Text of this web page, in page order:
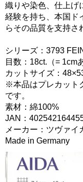
織りや染色、仕上げ
経験を持ち、本国ド
らその品質を支持さ
シリーズ：3793
目数：18ct.（= 1cm
カットサイズ：
※本品はプレカット
です。
素材：綿100%
JAN：
メーカー：ツヴァイ
Made in Germany